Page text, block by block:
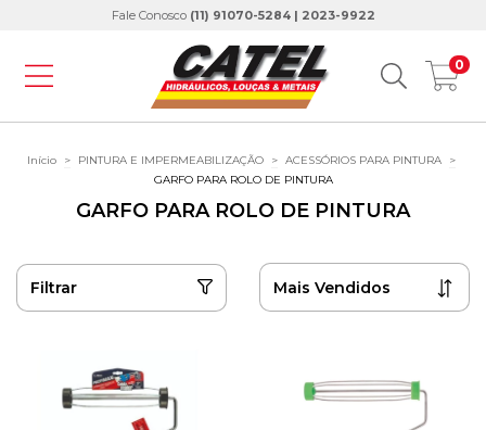
Fale Conosco (11) 91070-5284 | 2023-9922
0
Início > PINTURA E IMPERMEABILIZAÇÃO > ACESSÓRIOS PARA PINTURA
>
GARFO PARA ROLO DE PINTURA
GARFO PARA ROLO DE PINTURA
Filtrar